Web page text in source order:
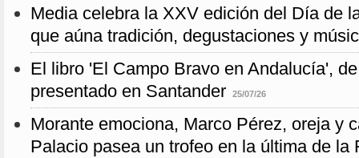
Media celebra la XXV edición del Día de
que aúna tradición, degustaciones y
El libro 'El Campo Bravo en Andalucía',
presentado en Santander
25/07/26
Morante emociona, Marco Pérez, oreja y
Palacio pasea un trofeo en la última de la